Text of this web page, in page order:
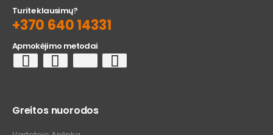
Turite klausimų?
+370 640 14331
Apmokėjimo metodai
Greitos nuorodos